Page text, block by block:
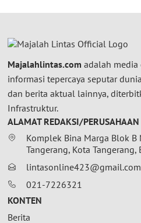
Majalahlintas.com adalah media
informasi tepercaya seputar
dan berita aktual lainnya,
Infrastruktur.
ALAMAT REDAKSI/PERUSAHAAN
Komplek Bina Marga Blok B
Tangerang, Kota
lintasonline423@gmail.com
021-7226321
KONTEN
Berita